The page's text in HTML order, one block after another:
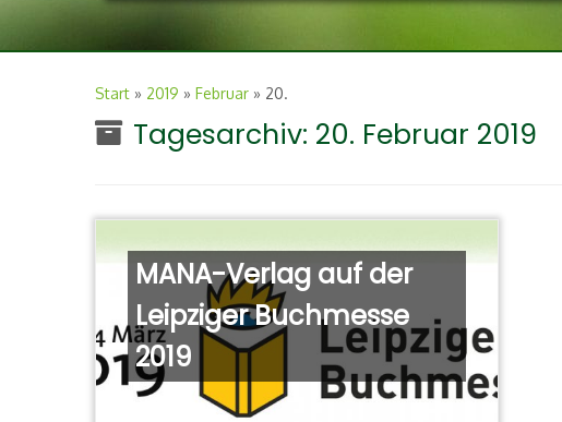
Start » 2019 » Februar » 20.
Tagesarchiv: 20. Februar 2019
MANA-Verlag auf der
Leipziger Buchmesse
2019